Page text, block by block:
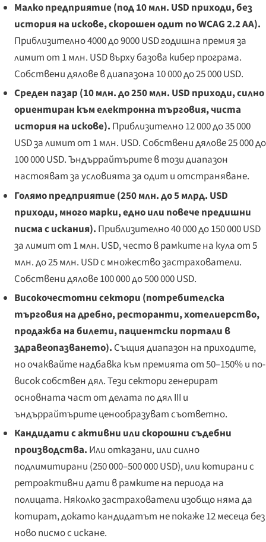
Малко предприятие (под 10 млн. USD приходи, без
история на искове, скорошен одит по WCAG 2.2 AA).
Приблизително 4000 до 9000 USD годишна премия за
лимит от 1 млн. USD върху базова кибер програма.
Собствени дялове в диапазона 10 000 до 25 000 USD.
Среден пазар (10 млн. до 250 млн. USD приходи, силно
ориентиран към електронна търговия, чиста
история на искове). Приблизително 12 000 до 35 000
USD за лимит от 1 млн. USD. Собствени дялове 25 000 до
100 000 USD. Ъндъррайтърите в този диапазон
настояват за условията за одит и отстраняване.
Голямо предприятие (250 млн. до 5 млрд. USD
приходи, много марки, едно или повече предишни
писма с искания). Приблизително 40 000 до 150 000 USD
за лимит от 1 млн. USD, често в рамките на кула от 5
млн. до 25 млн. USD с множество застрахователи.
Собствени дялове 100 000 до 500 000 USD.
Високочестотни сектори (потребителска
търговия на дребно, ресторанти, хотелиерство,
продажба на билети, пациентски портали в
здравеопазването). Същия диапазон на приходите,
но очаквайте надбавка към премията от 50–150% и по-
висок собствен дял. Тези сектори генерират
основната част от делата по дял III и
ъндъррайтърите ценообразуват съответно.
Кандидати с активни или скорошни съдебни
производства. Или отказани, или силно
подлимитирани (250 000–500 000 USD), или котирани с
ретроактивни дати в рамките на периода на
полицата. Няколко застрахователи изобщо няма да
котират, докато кандидатът не покаже 12 месеца без
ново писмо с искане.